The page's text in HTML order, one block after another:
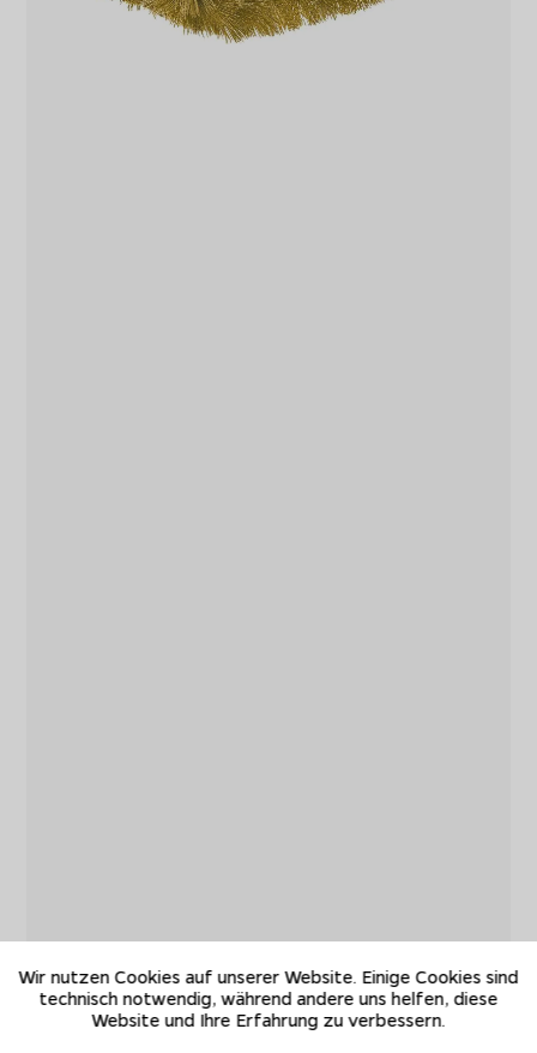
Wir nutzen Cookies auf unserer Website. Einige Cookies sind
technisch notwendig, während andere uns helfen, diese
Website und Ihre Erfahrung zu verbessern.